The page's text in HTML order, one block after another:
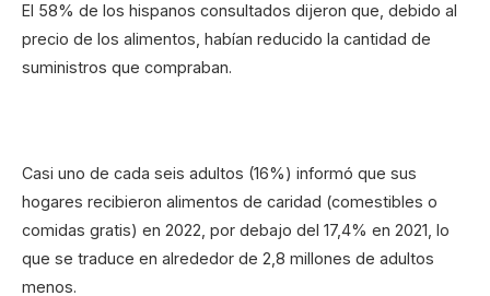
El 58% de los hispanos consultados dijeron que, debido al
precio de los alimentos, habían reducido la cantidad de
suministros que compraban.
Casi uno de cada seis adultos (16%) informó que sus
hogares recibieron alimentos de caridad (comestibles o
comidas gratis) en 2022, por debajo del 17,4% en 2021, lo
que se traduce en alrededor de 2,8 millones de adultos
menos.